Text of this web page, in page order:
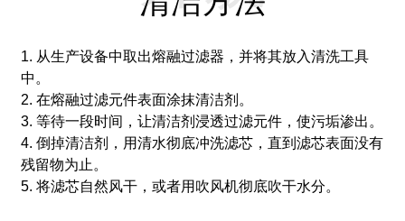
1. 从生产设备中取出熔融过滤器，并将其放入清洗工具
中。
2. 在熔融过滤元件表面涂抹清洁剂。
3. 等待一段时间，让清洁剂浸透过滤元件，使污垢渗出。
4. 倒掉清洁剂，用清水彻底冲洗滤芯，直到滤芯表面没有
残留物为止。
5. 将滤芯自然风干，或者用吹风机彻底吹干水分。